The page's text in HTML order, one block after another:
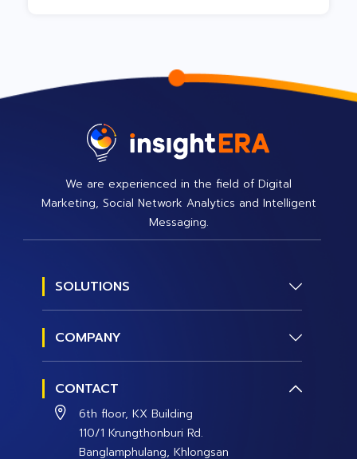
We are experienced in the field of Digital
Marketing, Social Network Analytics and Intelligent
Messaging.
SOLUTIONS
Social Management
Social Campaign
COMPANY
Contact Us
Careers
CONTACT
6th floor, KX Building
110/1 Krungthonburi Rd.
Banglamphulang, Khlongsan